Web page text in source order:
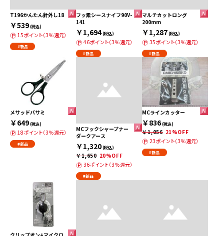
T196かんたん針外し18
￥539(税込)
15ポイント（3％還元）
#新品
フッ素シースナイフ90V-
141
￥1,694(税込)
46ポイント（3％還元）
#新品
マルチカットロング
200mm
￥1,287(税込)
35ポイント（3％還元）
#新品
メサッドバサミ
￥649(税込)
18ポイント（3％還元）
#新品
MCフックシャープナー
ダークアース
￥1,320(税込)
￥1,650 20%OFF
36ポイント（3％還元）
#新品
MCラインカッター
￥836(税込)
￥1,056 21%OFF
23ポイント（3％還元）
#新品